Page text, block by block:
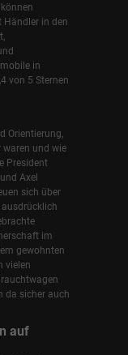
Händler in den
in
von 5 Sternen
Orientierung,
waren und wie
President
Axel
sich über
im
gewohnten
vielen
da sicher auch
auf